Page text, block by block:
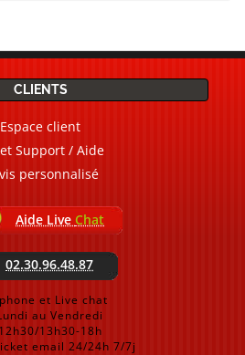
CLIENTS
Espace client
Support / Aide
personnalisé
Aide Live Chat
02.30.96.48.87
et Live chat
au Vendredi
13h30-18h
email 24/24h 7/7j